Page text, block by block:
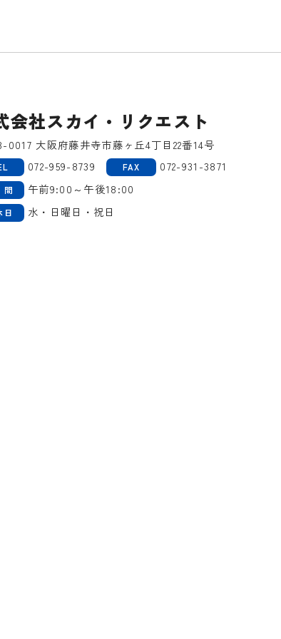
会社スカイ・リクエスト
0017 大阪府藤井寺市藤ヶ丘4丁目22番14号
072-959-8739 FAX 072-931-3871
午前9:00～午後18:00
日 水・日曜日・祝日